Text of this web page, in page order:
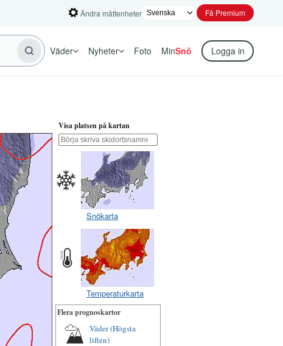
Ändra måttenheter Få Premium
Väder Nyheter Foto MinSnö Logga in
Visa platsen på kartan
Snökarta
Temperaturkarta
Flera prognoskartor
Väder (Högsta
liften)